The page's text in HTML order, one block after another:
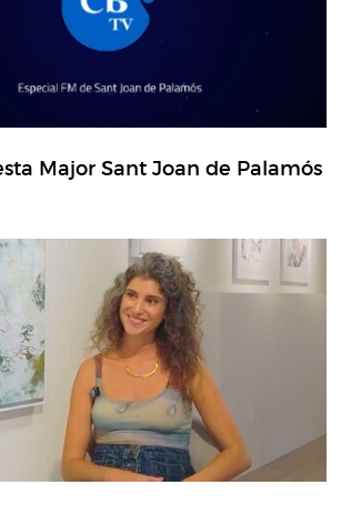
Major Sant Joan de Palamós